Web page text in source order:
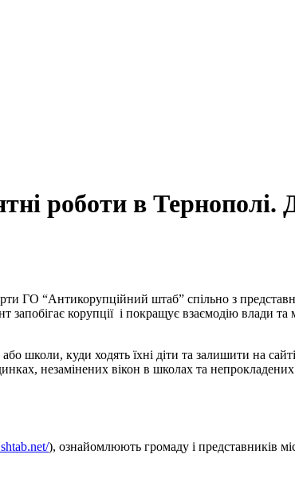
роботи в Тернополі.
ГО “Антикорупційний штаб” спільно з
запобігає корупції і покращує взаємодію влади
школи, куди ходять їхні діти та залишити на
незамінених вікон в школах та
), ознайомлюють громаду і представників